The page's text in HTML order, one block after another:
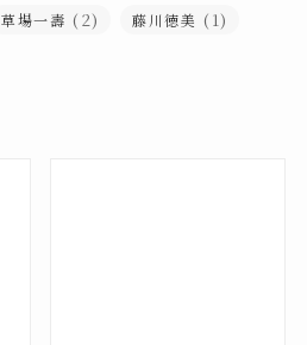
草場一壽 (2) 藤川徳美 (1)